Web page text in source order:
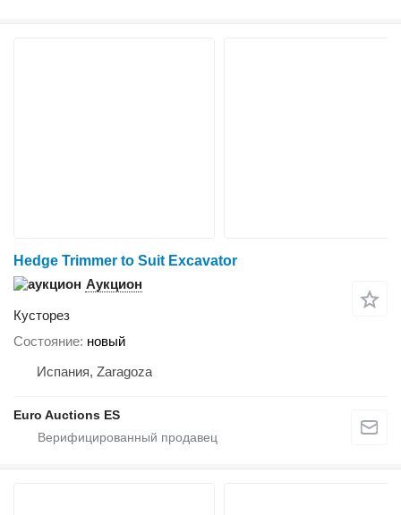
Hedge Trimmer to Suit Excavator
Аукцион
Кусторез
Состояние новый
Испания, Zaragoza
Euro Auctions ES